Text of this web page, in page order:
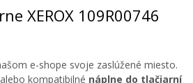
XEROX 109R00746
e-shope svoje zaslúžené miesto.
kompatibilné náplne do tlačiarní